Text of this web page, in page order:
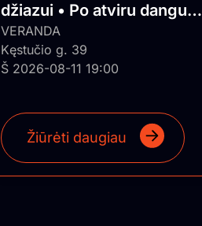
džiazui • Po atviru dangumi
• Piano Jazz
VERANDA
Kęstučio g. 39
Š 2026-08-11 19:00
Žiūrėti daugiau